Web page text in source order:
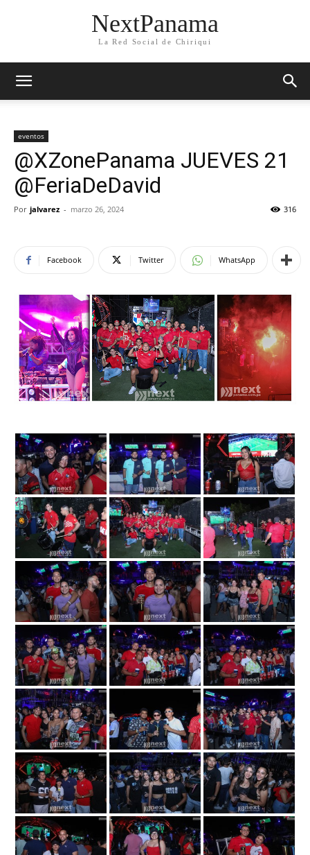
NextPanama
La Red Social de Chiriqui
eventos
@XZonePanama JUEVES 21
@FeriaDeDavid
Por jalvarez - marzo 26, 2024 316
Facebook Twitter WhatsApp